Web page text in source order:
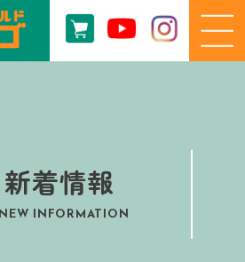
新着情報
NEW INFORMATION